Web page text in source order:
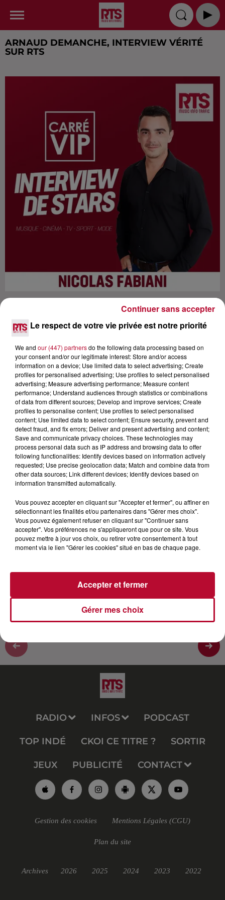
ARNAUD DEMANCHE, INTERVIEW VÉRITÉ
SUR RTS
Lecture (56 min 16 sec)
RTS
27 avril 2022 - 56 min 16 sec
ARNAUD DEMANCHE, INTERVIEW VÉRITÉ
SUR RTS
Révélé au grand public lors du premier confinement,
Arnaud Demanche est un humoriste qui totalise des
Pourtant Arnaud Demanche c’est déjà une sacré
carrière en Télé et Radio, il est notamment l’un des
fondateurs et animateurs de la cérémonie des
Gérards qui récompensaient les pires… animateurs,
politiques, chanteurs, etc. Arnaud Demanche est
RADIO INFOS PODCAST
TOP INDÉ CKOI CE TITRE ? SORTIR
JEUX PUBLICITÉ CONTACT
Gestion des cookies Mentions Légales (CGU)
Plan du site
Archives 2026 2025 2024 2023 2022
Le respect de votre vie privée est notre priorité
We and our (447) partnersdo the following data processing based on
your consent and/or our legitimate interest: Store and/or access
information on a device; Use limited data to select advertising; Create
profiles for personalised advertising; Use profiles to select personalised
advertising; Measure advertising performance; Measure content
performance; Understand audiences through statistics or combinations
of data from different sources; Develop and improve services; Create
profiles to personalise content; Use profiles to select personalised
content; Use limited data to select content; Ensure security, prevent and
detect fraud, and fix errors; Deliver and present advertising and content;
Save and communicate privacy choices. These technologies may
process personal data such as IP address and browsing data to offer
following functionalities: Identify devices based on information actively
requested; Use precise geolocation data; Match and combine data from
other data sources; Link different devices; Identify devices based on
information transmitted automatically.
Vous pouvez accepter en cliquant sur "Accepter et fermer", ou affiner en
sélectionnant les finalités et/ou partenaires dans "Gérer mes choix".
Vous pouvez également refuser en cliquant sur "Continuer sans
accepter". Vos préférences ne s'appliqueront que pour ce site. Vous
pouvez mettre à jour vos choix, ou retirer votre consentement à tout
moment via le lien "Gérer les cookies" situé en bas de chaque page.
Gérer mes choix
Accepter et fermer
Continuer sans accepter